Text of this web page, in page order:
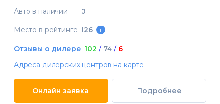
Авто в наличии 0
Место в рейтинге 126 i
Отзывы о дилере: 102 / 74 / 6
Адреса дилерских центров на карте
Онлайн заявка Подробнее